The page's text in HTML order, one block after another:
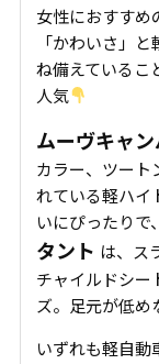
女性におすすめ
「かわいさ」
ね備えているこ
人気
ムーヴキャン
カラー、ツート
れている軽ハイ
いにぴったりで
タント は、ス
チャイルドシー
ズ。足元が低め
いずれも軽自動